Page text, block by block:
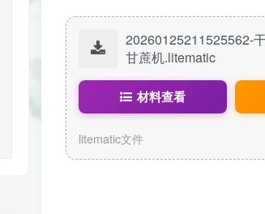
20260125211525562-
甘蔗机.litematic
材料查看
litematic文件